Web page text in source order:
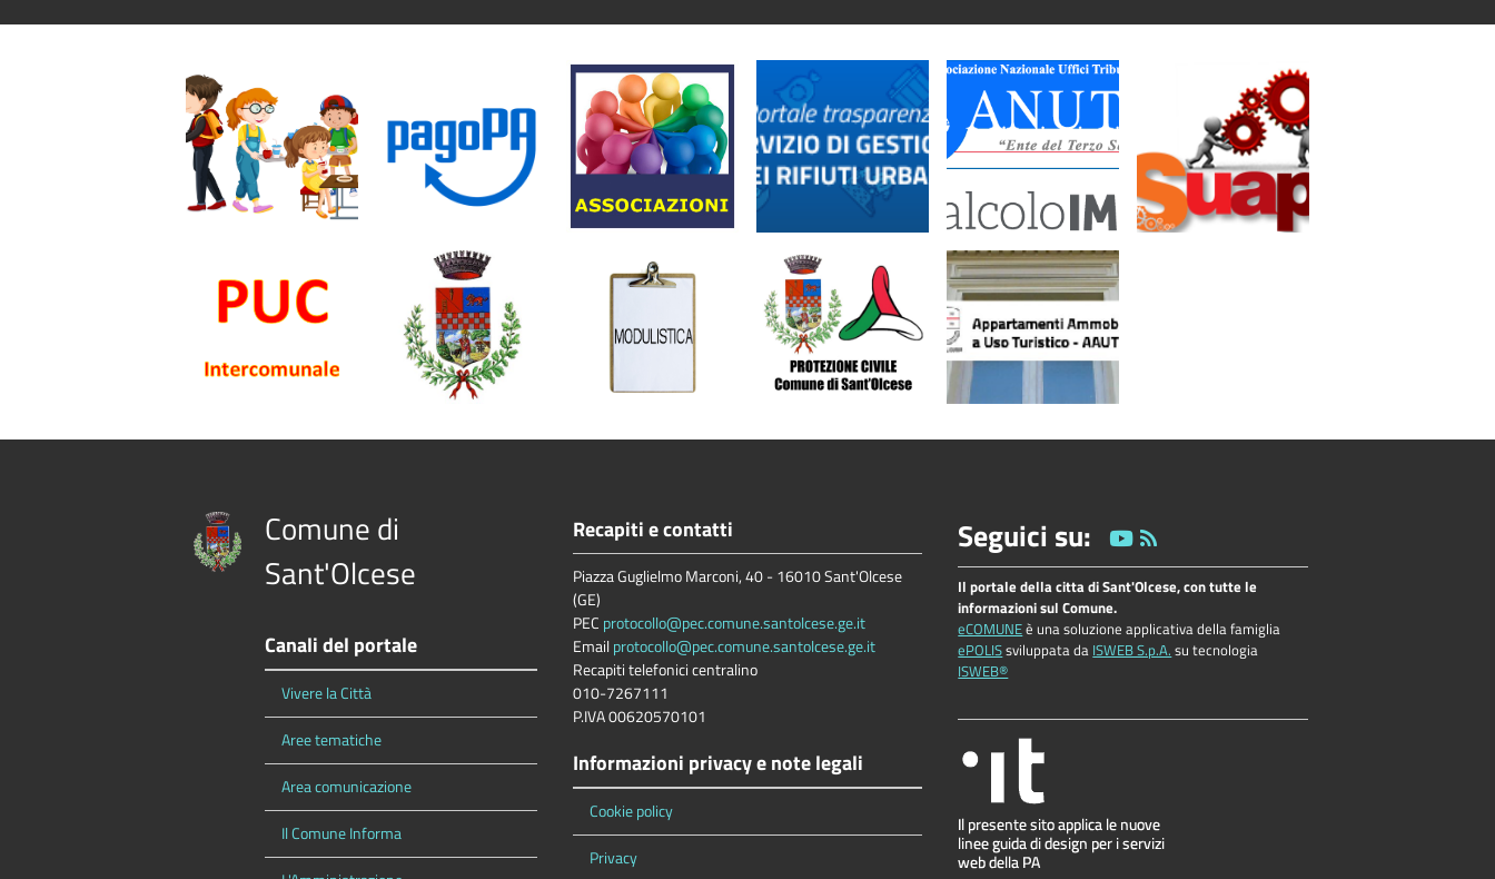
Comune di
Sant'Olcese
Canali del portale
Vivere la Città
Aree tematiche
Area comunicazione
Il Comune Informa
Recapiti e contatti
Piazza Guglielmo Marconi, 40 - 16010 Sant'Olcese
(GE)
PEC protocollo@pec.comune.santolcese.ge.it
Emailprotocollo@pec.comune.santolcese.ge.it
Recapiti telefonici centralino
010-7267111
P.IVA 00620570101
Informazioni privacy e note legali
Cookie policy
Privacy
Seguici su:
Il portale della citta di Sant'Olcese, con tutte le
informazioni sul Comune.
eCOMUNEè una soluzione applicativa della famiglia
ePOLISsviluppata da ISWEB S.p.A. su tecnologia
ISWEB®